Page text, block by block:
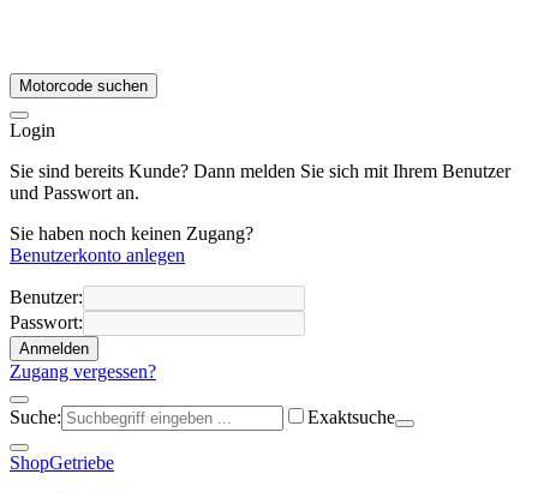
Motorcode suchen
Login
Sie sind bereits Kunde? Dann melden Sie sich mit Ihrem Benutzer
und Passwort an.
Sie haben noch keinen Zugang?
Benutzerkonto anlegen
Benutzer:
Passwort:
Anmelden
Zugang vergessen?
Suche: Exaktsuche
ShopGetriebe